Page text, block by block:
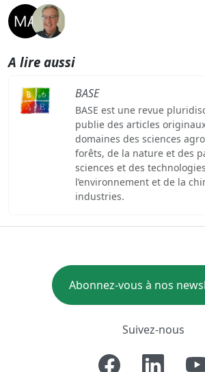
A lire aussi
BASE
BASE est une revue
publie des articles
domaines des sciences
forêts, de la nature et des
sciences et des
l’environnement et de la
industries.
Abonnez-vous à nos
Suivez-nous